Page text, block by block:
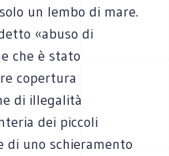
un lembo di mare.
«abuso di
che è stato
copertura
di illegalità
dei piccoli
di uno schieramento